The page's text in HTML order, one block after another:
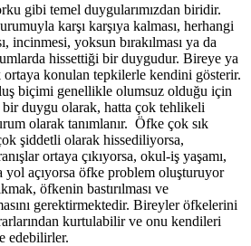
gibi temel duygularımızdan biridir.
karşı karşıya kalması, herhangi
incinmesi, yoksun bırakılması ya da
hissettiği bir duygudur. Bireye ya
konulan tepkilerle kendini gösterir.
biçimi genellikle olumsuz olduğu için
duygu olarak, hatta çok tehlikeli
olarak tanımlanır. Öfke çok sık
şiddetli olarak hissediliyorsa,
ortaya çıkıyorsa, okul-iş yaşamı,
açıyorsa öfke problem oluşturuyor
öfkenin bastırılması ve
gerektirmektedir. Bireyler öfkelerini
kurtulabilir ve onu kendileri
edebilirler.